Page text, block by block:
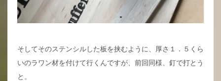
そしてそのステンシルした板を挟むように、厚さ１．５くら
いのラワン材を付けて行くんですが、前回同様、釘で打とう
と。